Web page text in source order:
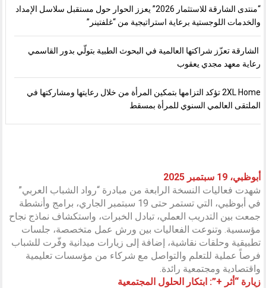
“منتدى الشارقة للاستثمار 2026” يعزز الحوار حول مستقبل سلاسل الإمداد
والخدمات اللوجستية برعاية استراتيجية من “غلفتينر”
الشارقة تعزّز شراكتها العالمية في البحوث الطبية بتولّي بدور القاسمي
رعاية معهد مجدي يعقوب
2XL Home تؤكد التزامها بتمكين المرأة من خلال رعايتها ومشاركتها في
الملتقى العالمي السنوي للمرأة بمسقط
أبوظبي، 19 سبتمبر 2025
شهدت فعاليات النسخة الرابعة من مبادرة “رواد الشباب العربي”
في أبوظبي، التي تستمر حتى 19 سبتمبر الجاري، برامج وأنشطة
جمعت بين التدريب العملي، تبادل الخبرات، واستكشاف نماذج نجاح
مؤسسية. وتنوعت الفعاليات بين ورش عمل متخصصة، جلسات
تطبيقية وحلقات نقاشية، إضافة إلى زيارات ميدانية وفّرت للشباب
فرصاً عملية للتعلم والتواصل مع شركاء من مؤسسات تعليمية
واقتصادية ومجتمعية رائدة.
زيارة “أثر +”: ابتكار الحلول المجتمعية